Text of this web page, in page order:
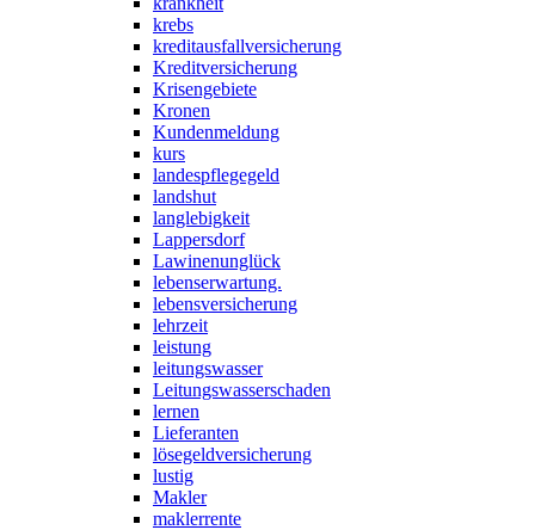
krebs
kreditausfallversicherung
Kreditversicherung
Krisengebiete
Kronen
Kundenmeldung
kurs
landespflegegeld
landshut
langlebigkeit
Lappersdorf
Lawinenunglück
lebenserwartung.
lebensversicherung
lehrzeit
leistung
leitungswasser
Leitungswasserschaden
lernen
Lieferanten
lösegeldversicherung
lustig
Makler
maklerrente